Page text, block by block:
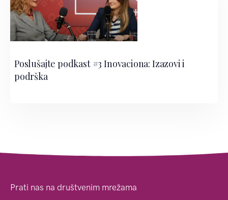
Poslušajte podkast #3 Inovaciona: Izazovi i
podrška
Prati nas na društvenim mrežama